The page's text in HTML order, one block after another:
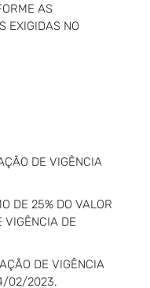
AS
EXIGIDAS NO
DE VIGÊNCIA
DE 25% DO VALOR
VIGÊNCIA DE
DE VIGÊNCIA
02/2023.